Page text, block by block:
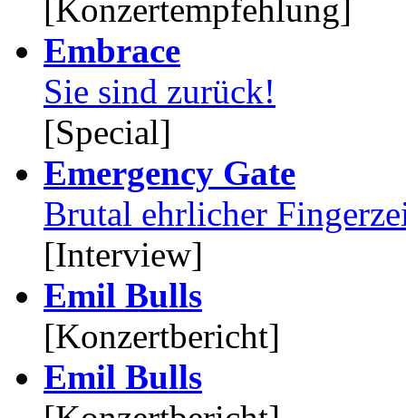
[Konzertempfehlung]
Embrace
Sie sind zurück!
[Special]
Emergency Gate
Brutal ehrlicher
[Interview]
Emil Bulls
[Konzertbericht]
Emil Bulls